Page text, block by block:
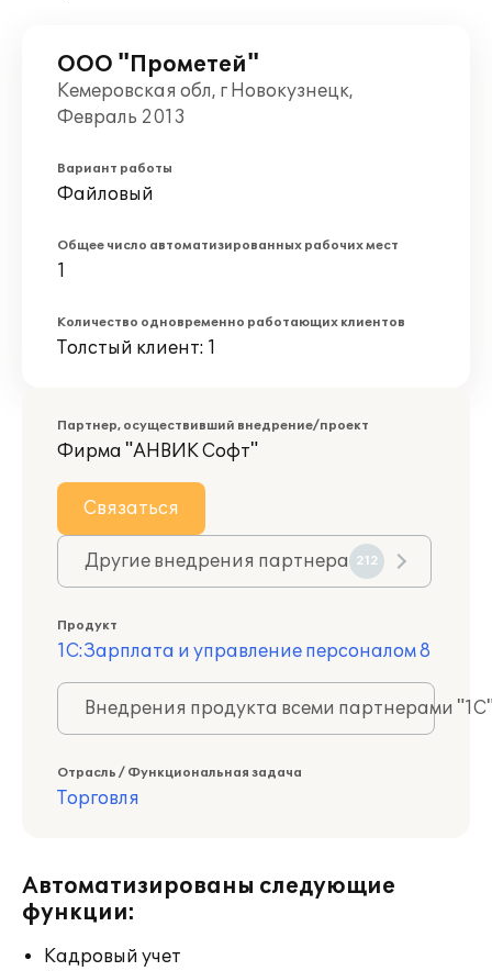
ООО "Прометей"
Кемеровская обл, г Новокузнецк,
Февраль 2013
Вариант работы
Файловый
Общее число автоматизированных рабочих мест
1
Количество одновременно работающих клиентов
Толстый клиент: 1
Партнер, осуществивший внедрение/проект
Фирма "АНВИК Софт"
Связаться
Другие внедрения партнера 212
Продукт
1С:Зарплата и управление персоналом 8
Внедрения продукта всеми партнерами
Отрасль / Функциональная задача
Торговля
Автоматизированы следующие
функции:
Кадровый учет